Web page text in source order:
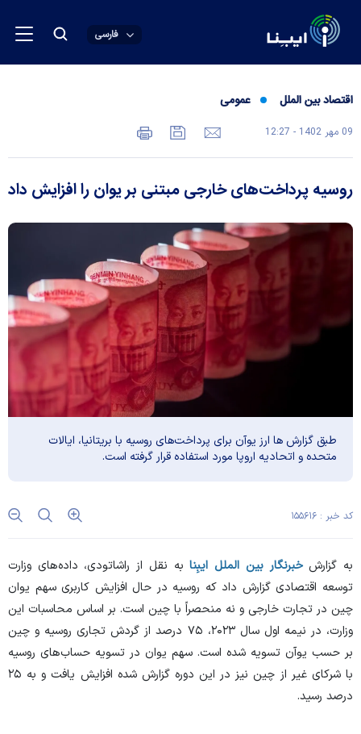
فارسی
اقتصاد بین الملل عمومی
09 مهر 1402 - 12:27
روسیه پرداخت‌های خارجی مبتنی بر یوان را افزایش داد
طبق گزارش ها ارز یوآن برای پرداخت‌های روسیه با بریتانیا، ایالات
متحده و اتحادیه اروپا مورد استفاده قرار گرفته است.
کد خبر : ۱۵۵۶۱۶
به گزارشخبرنگار بین الملل ایبِنا به نقل از راشاتودی، داده‌های وزارت
توسعه اقتصادی گزارش داد که روسیه در حال افزایش کاربری سهم یوان
چین در تجارت خارجی و نه منحصراً با چین است. بر اساس محاسبات این
وزارت، در نیمه اول سال ۲۰۲۳، ۷۵ درصد از گردش تجاری روسیه و چین
بر حسب یوآن تسویه شده است. سهم یوان در تسویه حساب‌های روسیه
با شرکای غیر از چین نیز در این دوره گزارش شده افزایش یافت و به ۲۵
درصد رسید.